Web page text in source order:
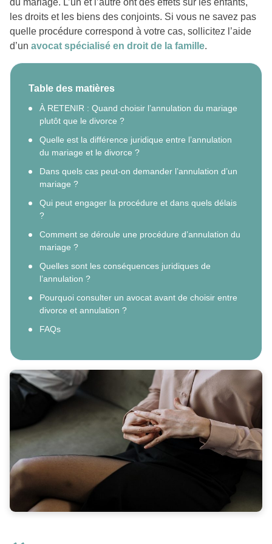
les droits et les biens des conjoints. Si vous ne savez pas
quelle procédure correspond à votre cas, sollicitez l’aide
d’un avocat spécialisé en droit de la famille.
Table des matières
À RETENIR : Quand choisir l’annulation du mariage
plutôt que le divorce ?
Quelle est la différence juridique entre l’annulation
du mariage et le divorce ?
Dans quels cas peut-on demander l’annulation d’un
mariage ?
Qui peut engager la procédure et dans quels délais
?
Comment se déroule une procédure d’annulation du
mariage ?
Quelles sont les conséquences juridiques de
l’annulation ?
Pourquoi consulter un avocat avant de choisir entre
divorce et annulation ?
FAQs